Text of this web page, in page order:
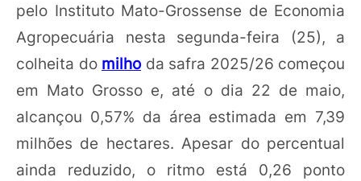
pelo Instituto Mato-Grossense de Economia
Agropecuária nesta segunda-feira (25), a
colheita do milhoda safra 2025/26 começou
em Mato Grosso e, até o dia 22 de maio,
alcançou 0,57% da área estimada em 7,39
milhões de hectares. Apesar do percentual
ainda reduzido, o ritmo está 0,26 ponto